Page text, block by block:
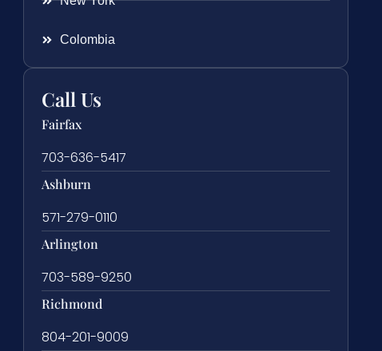
Colombia
Call Us
Fairfax
703-636-5417
Ashburn
571-279-0110
Arlington
703-589-9250
Richmond
804-201-9009